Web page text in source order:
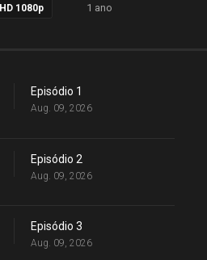
HD 1080p 1 ano
Episódio 1
Aug. 09, 2026
Episódio 2
Aug. 09, 2026
Episódio 3
Aug. 09, 2026